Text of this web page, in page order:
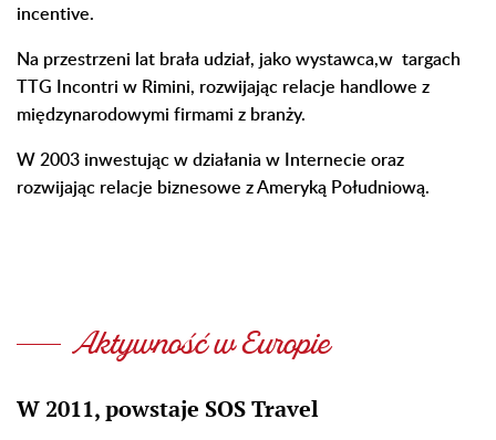
incentive.
Na przestrzeni lat brała udział, jako wystawca,w targach
TTG Incontri w Rimini, rozwijając relacje handlowe z
międzynarodowymi firmami z branży.
W 2003 inwestując w działania w Internecie oraz
rozwijając relacje biznesowe z Ameryką Południową.
Aktywność w Europie
W 2011, powstaje SOS Travel